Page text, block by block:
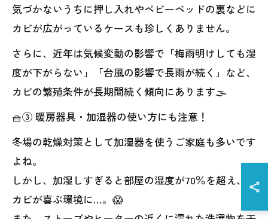
気づかないうちに押し入れやベビーベッドの裏などに
カビが広がっているケースも珍しくありません。
さらに、近年は気候変動の影響で「梅雨明けしても湿
度が下がらない」「台風の影響で長雨が続く」など、
カビの繁殖条件が長期間続く傾向にあります🌫️
🧺③ 暖房器具・加湿器の使い方にも注意！
冬場の乾燥対策として加湿器を使うご家庭も多いです
よね。
しかし、加湿しすぎると部屋の湿度が70％を超え、
カビが喜ぶ環境に…。😱